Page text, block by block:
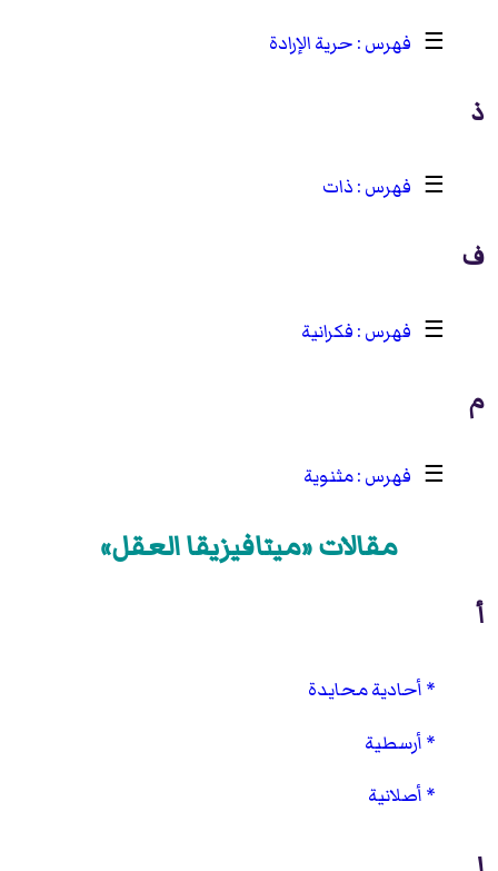
☰ حرية الإرادة
ذ
☰ ذات
ف
☰ فكرانية
م
☰ مثنوية
مقالات «ميتافيزيقا العقل»
أ
أحادية محايدة
أرسطية
أصلانية